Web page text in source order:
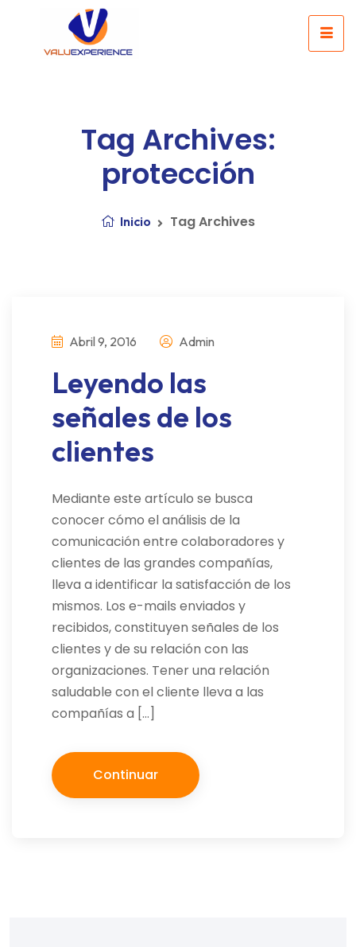
Tag Archives:
protección
Inicio Tag Archives
Abril 9, 2016 Admin
Leyendo las
señales de los
clientes
Mediante este artículo se busca
conocer cómo el análisis de la
comunicación entre colaboradores y
clientes de las grandes compañías,
lleva a identificar la satisfacción de los
mismos. Los e-mails enviados y
recibidos, constituyen señales de los
clientes y de su relación con las
organizaciones. Tener una relación
saludable con el cliente lleva a las
compañías a […]
Continuar